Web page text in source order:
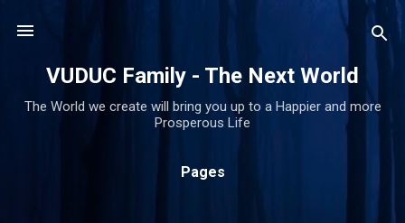
VUDUC Family - The Next World
The World we create will bring you up to a Happier and more
Prosperous Life
Pages